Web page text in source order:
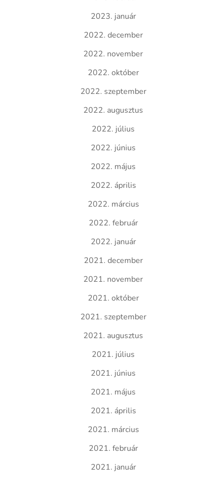
2023. január
2022. december
2022. november
2022. október
2022. szeptember
2022. augusztus
2022. július
2022. június
2022. május
2022. április
2022. március
2022. február
2022. január
2021. december
2021. november
2021. október
2021. szeptember
2021. augusztus
2021. július
2021. június
2021. május
2021. április
2021. március
2021. február
2021. január